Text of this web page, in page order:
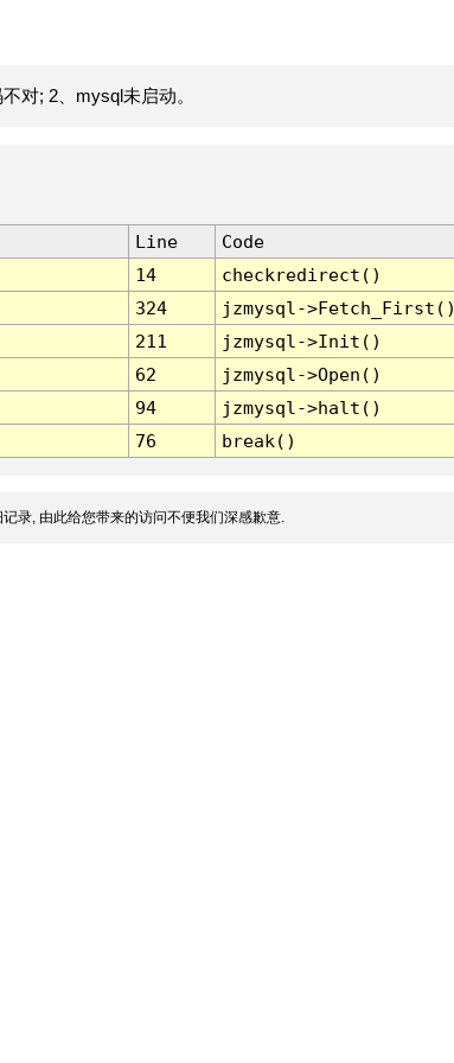
对; 2、mysql未启动。
Line
Code
14
checkredirect()
324
jzmysql-
211
jzmysql->Init()
62
jzmysql->Open()
94
jzmysql->halt()
76 break()
录, 由此给您带来的访问不便我们深感歉意.